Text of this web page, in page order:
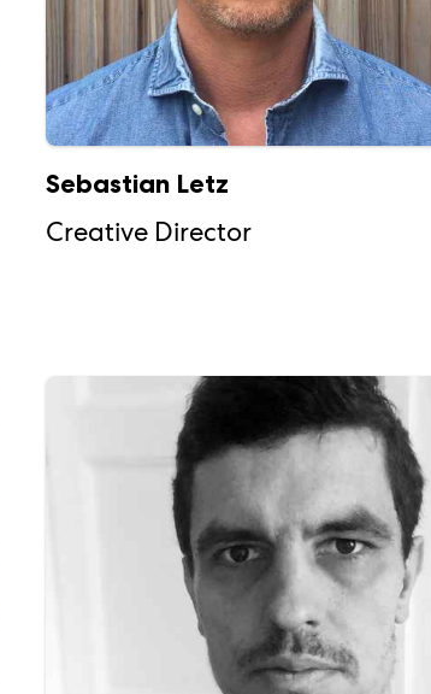
Sebastian Letz
Creative Director